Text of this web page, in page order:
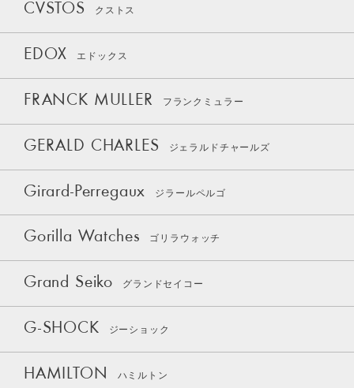
CVSTOS クストス
EDOX エドックス
FRANCK MULLER フランクミュラー
GERALD CHARLES ジェラルドチャールズ
Girard-Perregaux ジラールペルゴ
Gorilla Watches ゴリラウォッチ
Grand Seiko グランドセイコー
G-SHOCK ジーショック
HAMILTON ハミルトン